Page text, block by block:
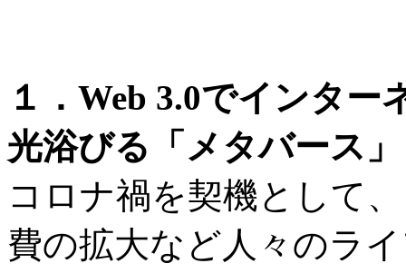
１．Web 3.0でインタ
光浴びる「メタバース
コロナ禍を契機として
費の拡大など人々のラ